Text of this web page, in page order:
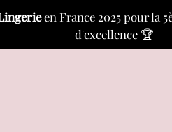
en France 2025 pour la
d'excellence 🏆